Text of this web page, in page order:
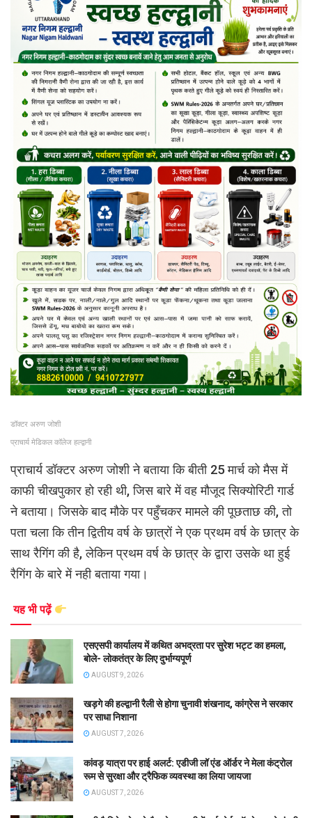
डॉक्टर अरुण जोशी
प्राचार्य मेडिकल कॉलेज हल्द्वानी
प्राचार्य डॉक्टर अरुण जोशी ने बताया कि बीती 25 मार्च को मैस में
काफी चीखपुकार हो रही थी, जिस बारे में वह मौजूद सिक्योरिटी गार्ड
ने बताया। जिसके बाद मौके पर पहुँचकर मामले की पूछताछ की, तो
पता चला कि तीन द्वितीय वर्ष के छात्रों ने एक प्रथम वर्ष के छात्र के
साथ रैगिंग की है, लेकिन प्रथम वर्ष के छात्र के द्वारा उसके था हुई
रैगिंग के बारे में नही बताया गया।
यह भी पढ़ें
एसएसपी कार्यालय में कथित अभद्रता पर सुरेश भट्ट का हमला,
बोले- लोकतंत्र के लिए दुर्भाग्यपूर्ण
AUGUST 9, 2026
खड़गे की हल्द्वानी रैली से होगा चुनावी शंखनाद, कांग्रेस ने सरकार
पर साधा निशाना
AUGUST 7, 2026
कांवड़ यात्रा पर हाई अलर्ट: एडीजी लॉ एंड ऑर्डर ने मेला कंट्रोल
रूम से सुरक्षा और ट्रैफिक व्यवस्था का लिया जायजा
AUGUST 7, 2026